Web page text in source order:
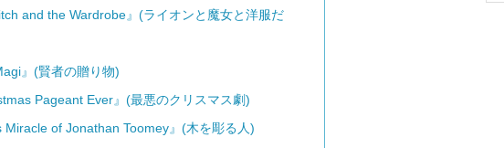
and the Wardrobe』(ライオンと魔女と洋服だ
』(賢者の贈り物)
Pageant Ever』(最悪のクリスマス劇)
of Jonathan Toomey』(木を彫る人)